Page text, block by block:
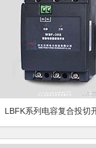
LBFK系列电容复合投切